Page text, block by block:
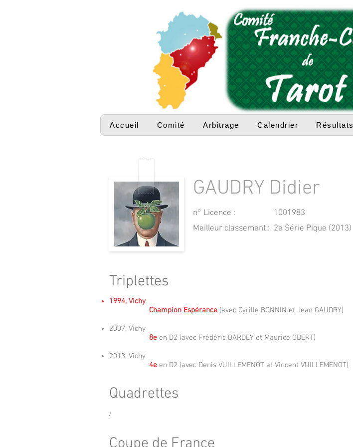
Accueil Comité Arbitrage Calendrier Résultats
GAUDRY Didier
n° Licence :
Meilleur classement :
1001983
2e Série Pique (2013)
Triplettes
1994, Vichy
Champion Espérance (avec Cyrille BONNIN et Jean GAUDRY)
2007, Vichy
8e en D2 (avec Frédéric BARDEY et Maurice OBERT)
2013, Vichy
4e en D2 (avec Denis VUILLEMENOT et Vincent VUILLEMENOT)
Quadrettes
/